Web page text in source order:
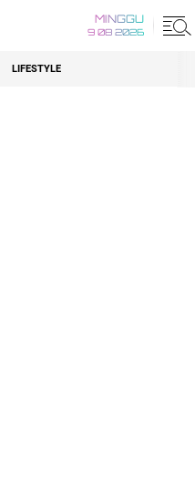
MINGGU
9 08 2026
LIFESTYLE